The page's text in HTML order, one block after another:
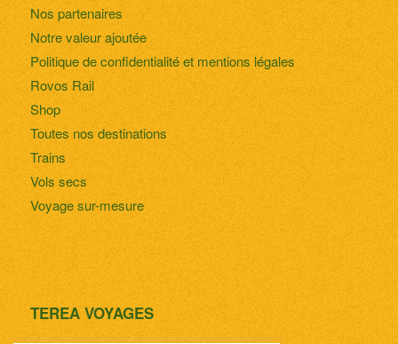
Nos partenaires
Notre valeur ajoutée
Politique de confidentialité et mentions légales
Rovos Rail
Shop
Toutes nos destinations
Trains
Vols secs
Voyage sur-mesure
TEREA VOYAGES